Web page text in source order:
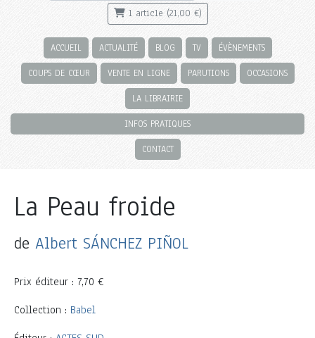
1 article (21,00 €)
ACCUEIL ACTUALITÉ BLOG TV ÉVÈNEMENTS
COUPS DE CŒUR VENTE EN LIGNE PARUTIONS OCCASIONS
LA LIBRAIRIE
INFOS PRATIQUES
CONTACT
La Peau froide
de Albert SÁNCHEZ PIÑOL
Prix éditeur : 7,70 €
Collection : Babel